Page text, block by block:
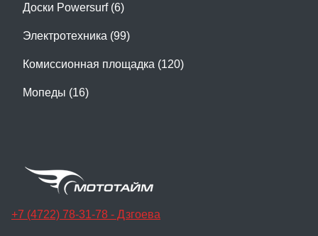
Доски Powersurf (6)
Электротехника (99)
Комиссионная площадка (120)
Мопеды (16)
+7 (4722) 78-31-78 - Дзгоева